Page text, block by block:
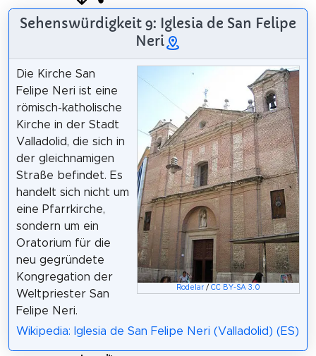
Sehenswürdigkeit 9: Iglesia de San Felipe
Neri
Rodelar /CC BY-SA 3.0
Die Kirche San
Felipe Neri ist eine
römisch-katholische
Kirche in der Stadt
Valladolid, die sich in
der gleichnamigen
Straße befindet. Es
handelt sich nicht um
eine Pfarrkirche,
sondern um ein
Oratorium für die
neu gegründete
Kongregation der
Weltpriester San
Felipe Neri.
Wikipedia: Iglesia de San Felipe Neri (Valladolid) (ES)